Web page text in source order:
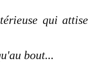
qui attise
bout...